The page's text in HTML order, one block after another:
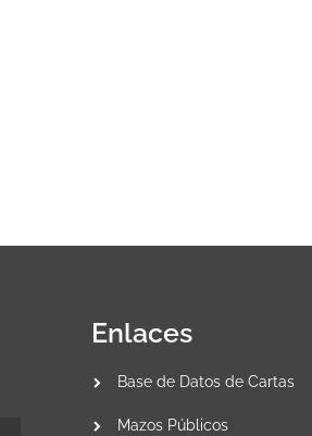
Enlaces
Base de Datos de Cartas
Mazos Públicos